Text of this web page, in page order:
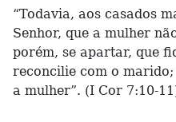
“Todavia, aos casados
Senhor, que a mulher
porém, se apartar, que
reconcilie com o
a mulher”. (I Cor 7:10-